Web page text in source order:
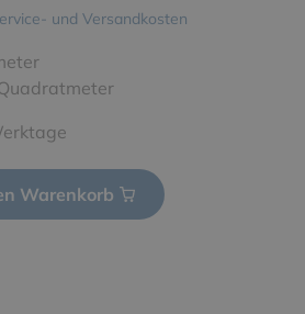
und Versandkosten
Warenkorb